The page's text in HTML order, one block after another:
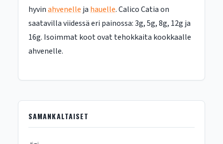
hyvinahvenelle ja hauelle. Calico Catia on
saatavilla viidessä eri painossa: 3g, 5g, 8g, 12g ja
16g. Isoimmat koot ovat tehokkaita kookkaalle
ahvenelle.
SAMANKALTAISET